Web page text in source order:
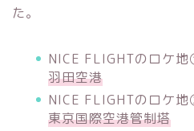
た。
NICE FLIGHTのロケ
羽田空港
NICE FLIGHTのロケ
東京国際空港管制塔